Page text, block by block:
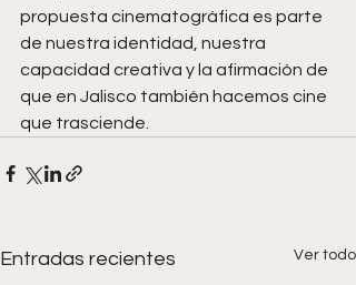
propuesta cinematográfica es parte
de nuestra identidad, nuestra
capacidad creativa y la afirmación de
que en Jalisco también hacemos cine
que trasciende.
Entradas recientes Ver todo